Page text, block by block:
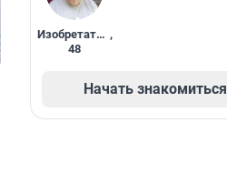
Изобретатель ,
48
Начать знакомиться